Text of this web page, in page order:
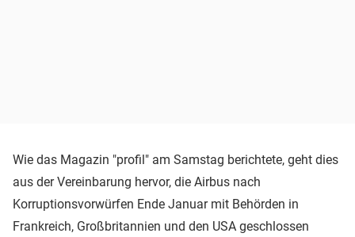
Wie das Magazin "profil" am Samstag berichtete, geht dies
aus der Vereinbarung hervor, die Airbus nach
Korruptionsvorwürfen Ende Januar mit Behörden in
Frankreich, Großbritannien und den USA geschlossen